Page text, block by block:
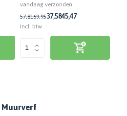
vandaag verzonden
57,8169,9537,5845,47
Incl. btw
Muurverf